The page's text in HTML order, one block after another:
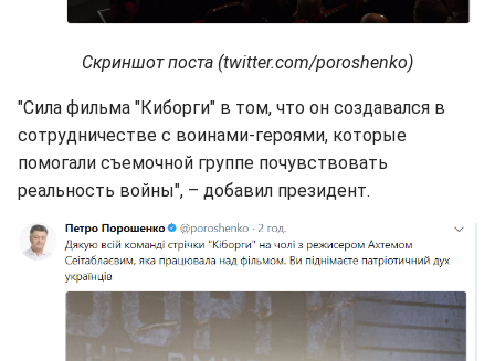
Скриншот поста (twitter.com/poroshenko)
"Сила фильма "Киборги" в том, что он создавался в
сотрудничестве с воинами-героями, которые
помогали съемочной группе почувствовать
реальность войны", – добавил президент.